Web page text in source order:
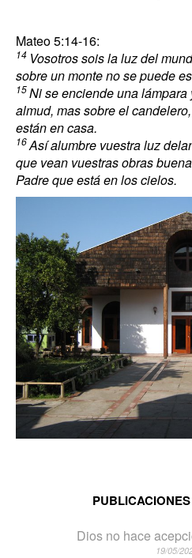
Mateo 5:14-16:
14 Vosotros sois la luz del
sobre un monte no se puede
15Ni se enciende una
almud, mas sobre el
están en casa.
16Así alumbre vuestra luz
que vean vuestras obras
Padre que está en los cielos.
Dios no hace
19/05/